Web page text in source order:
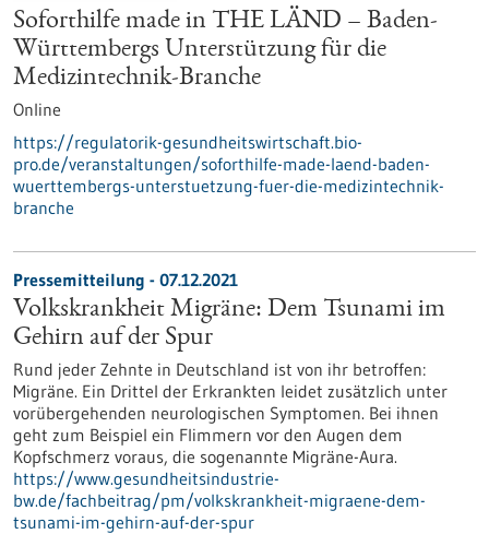
Soforthilfe made in THE LÄND – Baden-
Württembergs Unterstützung für die
Medizintechnik-Branche
Online
https://regulatorik-gesundheitswirtschaft.bio-
pro.de/veranstaltungen/soforthilfe-made-laend-baden-
wuerttembergs-unterstuetzung-fuer-die-medizintechnik-
branche
Pressemitteilung - 07.12.2021
Volkskrankheit Migräne: Dem Tsunami im
Gehirn auf der Spur
Rund jeder Zehnte in Deutschland ist von ihr betroffen:
Migräne. Ein Drittel der Erkrankten leidet zusätzlich unter
vorübergehenden neurologischen Symptomen. Bei ihnen
geht zum Beispiel ein Flimmern vor den Augen dem
Kopfschmerz voraus, die sogenannte Migräne-Aura.
https://www.gesundheitsindustrie-
bw.de/fachbeitrag/pm/volkskrankheit-migraene-dem-
tsunami-im-gehirn-auf-der-spur